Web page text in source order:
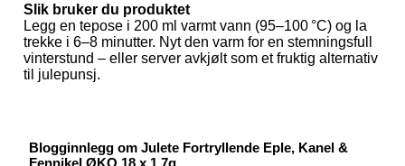
Slik bruker du produktet
Legg en tepose i 200 ml varmt vann (95–100 °C) og la
trekke i 6–8 minutter. Nyt den varm for en stemningsfull
vinterstund – eller server avkjølt som et fruktig alternativ
til julepunsj.
Blogginnlegg om Julete Fortryllende Eple, Kanel &
Fennikel ØKO 18 x 1,7g